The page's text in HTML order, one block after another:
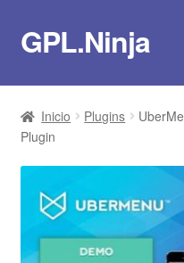
Ir
a
Ir
al
GPL.Ninja
Suscribirse por 8€/mes
Tienda
Temas
Inicio Plugins
Plugin